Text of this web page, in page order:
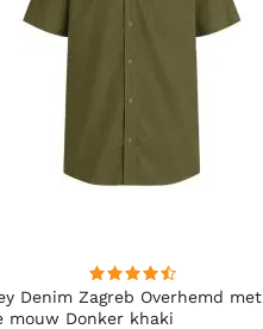
Denim Zagreb Overhemd met
mouw Donker khaki